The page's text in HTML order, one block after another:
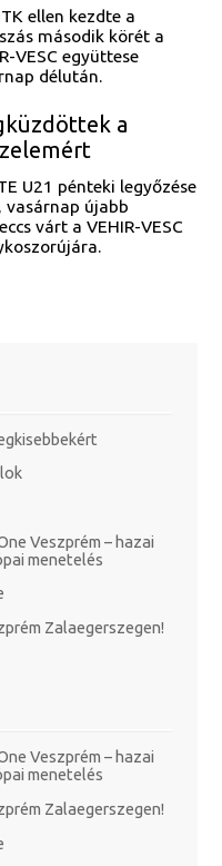
ellen kezdte a
második körét a
VESC együttese
délután.
a
U21 pénteki legyőzése
vasárnap újabb
várt a VEHIR-VESC
Veszprém – hazai
menetelés
Zalaegerszegen!
Veszprém – hazai
menetelés
Zalaegerszegen!